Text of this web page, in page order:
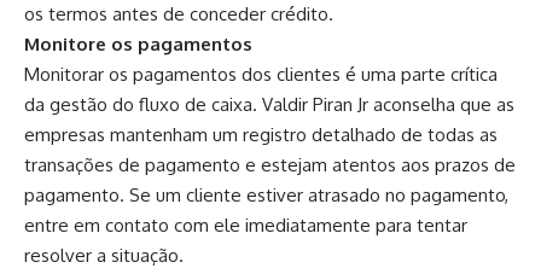
os termos antes de conceder crédito.
Monitore os pagamentos
Monitorar os pagamentos dos clientes é uma parte crítica
da gestão do fluxo de caixa. Valdir Piran Jr aconselha que as
empresas mantenham um registro detalhado de todas as
transações de pagamento e estejam atentos aos prazos de
pagamento. Se um cliente estiver atrasado no pagamento,
entre em contato com ele imediatamente para tentar
resolver a situação.